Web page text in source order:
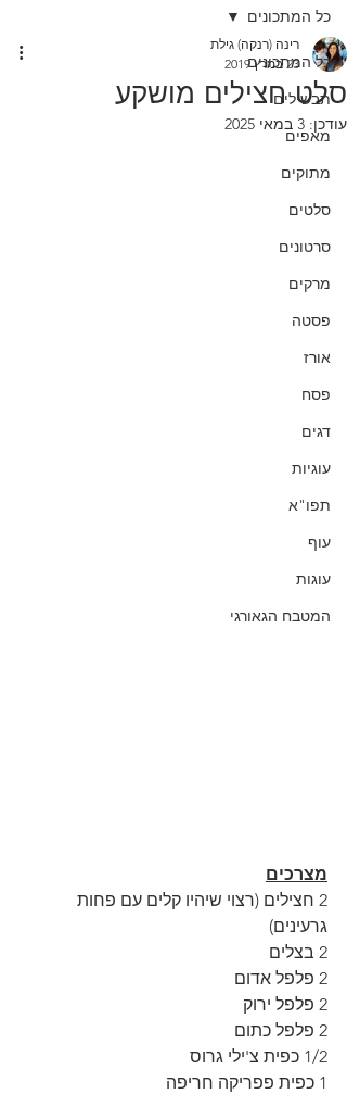
כל המתכונים
תבשילים
מאפים
מתוקים
סלטים
סרטונים
מרקים
פסטה
אורז
פסח
דגים
עוגיות
תפו"א
עוף
עוגות
המטבח הגאורגי
כל המתכונים
סלט חצילים מושקע
רינה (רנקה) גילת
23 במרץ 2019
עודכן: 3 במאי 2025
מצרכים
2 חצילים (רצוי שיהיו קלים עם פחות
גרעינים)
2 בצלים
2 פלפל אדום
2 פלפל ירוק
2 פלפל כתום
1/2 כפית צ'ילי גרוס
1 כפית פפריקה חריפה